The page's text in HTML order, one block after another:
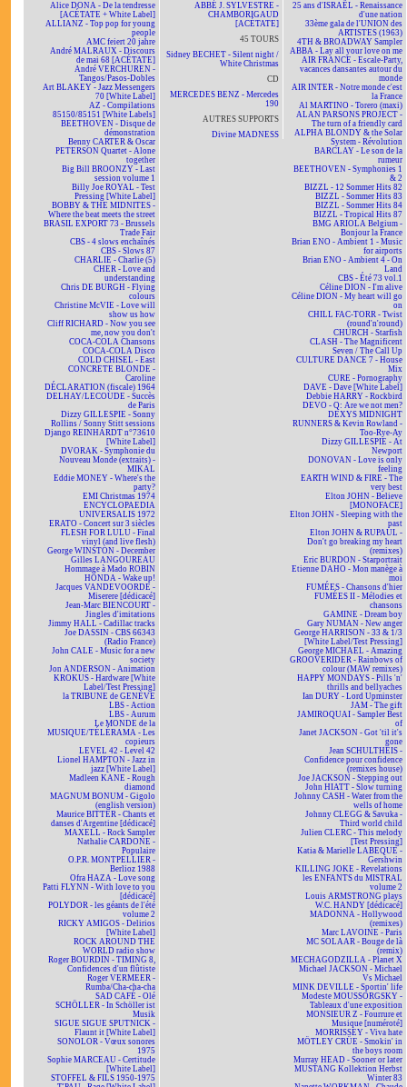
Alice DONA - De la tendresse
[ACÉTATE + White Label]
ALLIANZ - Top pop for young
people
AMC feiert 20 jahre
André MALRAUX - Discours
de mai 68 [ACÉTATE]
André VERCHUREN -
Tangos/Pasos-Dobles
Art BLAKEY - Jazz Messengers
70 [White Label]
AZ - Compilations
85150/85151 [White Labels]
BEETHOVEN - Disque de
démonstration
Benny CARTER & Oscar
PETERSON Quartet - Alone
together
Big Bill BROONZY - Last
session volume 1
Billy Joe ROYAL - Test
Pressing [White Label]
BOBBY & THE MIDNITES -
Where the beat meets the street
BRASIL EXPORT 73 - Brussels
Trade Fair
CBS - 4 slows enchaînés
CBS - Slows 87
CHARLIE - Charlie (5)
CHER - Love and
understanding
Chris DE BURGH - Flying
colours
Christine McVIE - Love will
show us how
Cliff RICHARD - Now you see
me, now you don't
COCA-COLA Chansons
COCA-COLA Disco
COLD CHISEL - East
CONCRETE BLONDE -
Caroline
DÉCLARATION (fiscale) 1964
DELHAY/LECOUDE - Succès
de Paris
Dizzy GILLESPIE - Sonny
Rollins / Sonny Stitt sessions
Django REINHARDT n°73610
[White Label]
DVORAK - Symphonie du
Nouveau Monde (extraits) -
MIKAL
Eddie MONEY - Where's the
party?
EMI Christmas 1974
ENCYCLOPAEDIA
UNIVERSALIS 1972
ERATO - Concert sur 3 siècles
FLESH FOR LULU - Final
vinyl (and live flesh)
George WINSTON - December
Gilles LANGOUREAU
Hommage à Mado ROBIN
HONDA - Wake up!
Jacques VANDEVOORDE -
Miserere [dédicacé]
Jean-Marc BIENCOURT -
Jingles d'imitations
Jimmy HALL - Cadillac tracks
Joe DASSIN - CBS 66343
(Radio France)
John CALE - Music for a new
society
Jon ANDERSON - Animation
KROKUS - Hardware [White
Label/Test Pressing]
la TRIBUNE de GENÈVE
LBS - Action
LBS - Aurum
Le MONDE de la
MUSIQUE/TÉLÉRAMA - Les
copieurs
LEVEL 42 - Level 42
Lionel HAMPTON - Jazz in
jazz [White Label]
Madleen KANE - Rough
diamond
MAGNUM BONUM - Gigolo
(english version)
Maurice BITTER - Chants et
danses d'Argentine [dédicacé]
MAXELL - Rock Sampler
Nathalie CARDONE -
Populaire
O.P.R. MONTPELLIER -
Berlioz 1988
Ofra HAZA - Love song
Patti FLYNN - With love to you
[dédicacé]
POLYDOR - les géants de l'été
volume 2
RICKY AMIGOS - Delirios
[White Label]
ROCK AROUND THE
WORLD radio show
Roger BOURDIN - TIMING 8,
Confidences d'un flûtiste
Roger VERMEER -
Rumba/Cha-cha-cha
SAD CAFÉ - Olé
SCHÖLLER - In Schöller ist
Musik
SIGUE SIGUE SPUTNICK -
Flaunt it [White Label]
SONOLOR - Vœux sonores
1975
Sophie MARCEAU - Certitude
[White Label]
STOFFEL & FILS 1950-1975
ABBÉ J. SYLVESTRE -
CHAMBORIGAUD
[ACÉTATE]
45 TOURS
Sidney BECHET - Silent night /
White Christmas
CD
MERCEDES BENZ - Mercedes
190
AUTRES SUPPORTS
Divine MADNESS
25 ans d'ISRAËL - Renaissance
d'une nation
33ème gala de l'UNION des
ARTISTES (1963)
4TH & BROADWAY Sampler
ABBA - Lay all your love on me
AIR FRANCE - Escale-Party,
vacances dansantes autour du
monde
AIR INTER - Notre monde c'est
la France
Al MARTINO - Torero (maxi)
ALAN PARSONS PROJECT -
The turn of a friendly card
ALPHA BLONDY & the Solar
System - Révolution
BARCLAY - Le son de la
rumeur
BEETHOVEN - Symphonies 1
& 2
BIZZL - 12 Sommer Hits 82
BIZZL - Sommer Hits 83
BIZZL - Sommer Hits 84
BIZZL - Tropical Hits 87
BMG ARIOLA Belgium -
Bonjour la France
Brian ENO - Ambient 1 - Music
for airports
Brian ENO - Ambient 4 - On
Land
CBS - Été 73 vol.1
Céline DION - I'm alive
Céline DION - My heart will go
on
CHILL FAC-TORR - Twist
(round'n'round)
CHURCH - Starfish
CLASH - The Magnificent
Seven / The Call Up
CULTURE DANCE 7 - House
Mix
CURE - Pornography
DAVE - Dave [White Label]
Debbie HARRY - Rockbird
DEVO - Q: Are we not men?
DEXYS MIDNIGHT
RUNNERS & Kevin Rowland -
Too-Rye-Ay
Dizzy GILLESPIE - At
Newport
DONOVAN - Love is only
feeling
EARTH WIND & FIRE - The
very best
Elton JOHN - Believe
[MONOFACE]
Elton JOHN - Sleeping with the
past
Elton JOHN & RUPAUL -
Don't go breaking my heart
(remixes)
Eric BURDON - Starportrait
Etienne DAHO - Mon manège à
moi
FUMÉES - Chansons d'hier
FUMÉES II - Mélodies et
chansons
GAMINE - Dream boy
Gary NUMAN - New anger
George HARRISON - 33 & 1/3
[White Label/Test Pressing]
George MICHAEL - Amazing
GROOVERIDER - Rainbows of
colour (MAW remixes)
HAPPY MONDAYS - Pills 'n'
thrills and bellyaches
Ian DURY - Lord Upminster
JAM - The gift
JAMIROQUAI - Sampler Best
of
Janet JACKSON - Got 'til it's
gone
Jean SCHULTHEIS -
Confidence pour confidence
(remixes house)
Joe JACKSON - Stepping out
John HIATT - Slow turning
Johnny CASH - Water from the
wells of home
Johnny CLEGG & Savuka -
Third world child
Julien CLERC - This melody
[Test Pressing]
Katia & Marielle LABEQUE -
Gershwin
KILLING JOKE - Revelations
les ENFANTS du MISTRAL
volume 2
Louis ARMSTRONG plays
W.C. HANDY [dédicacé]
MADONNA - Hollywood
(remixes)
Marc LAVOINE - Paris
MC SOLAAR - Bouge de là
(remix)
MECHAGODZILLA - Planet X
Michael JACKSON - Michael
Vs Michael
MINK DEVILLE - Sportin' life
Modeste MOUSSORGSKY -
Tableaux d'une exposition
MONSIEUR Z - Fourrure et
Musique [numéroté]
MORRISSEY - Viva hate
MÖTLEY CRÜE - Smokin' in
the boys room
Murray HEAD - Sooner or later
MUSTANG Kollektion Herbst
Winter 83